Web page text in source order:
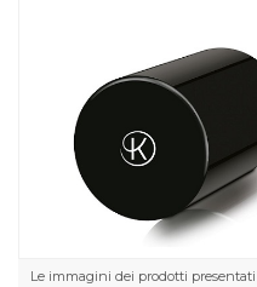
Le immagini dei prodotti